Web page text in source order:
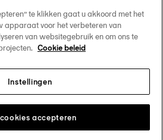
us on social media
Tissot Copyrights 2026
te klikken gaat u akkoord met het
apparaat voor het verbeteren van
van websitegebruik en om ons te
Cookie beleid
Instellingen
accepteren